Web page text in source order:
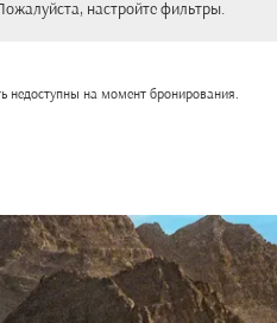
настройте фильтры.
недоступны на момент бронирования.